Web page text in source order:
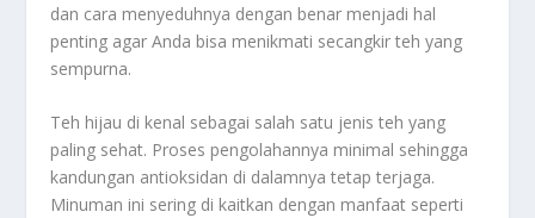
dan cara menyeduhnya dengan benar menjadi hal
penting agar Anda bisa menikmati secangkir teh yang
sempurna.
Teh hijau di kenal sebagai salah satu jenis teh yang
paling sehat. Proses pengolahannya minimal sehingga
kandungan antioksidan di dalamnya tetap terjaga.
Minuman ini sering di kaitkan dengan manfaat seperti